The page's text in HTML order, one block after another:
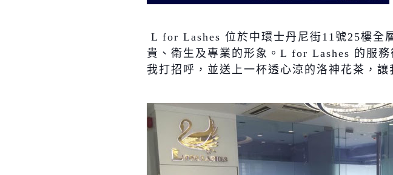
L for Lashes 位於中環士丹尼街11號25樓全
貴、衛生及專業的形象。 L for Lashes 的服
我打招呼，並送上一杯透心涼的洛神花茶，讓